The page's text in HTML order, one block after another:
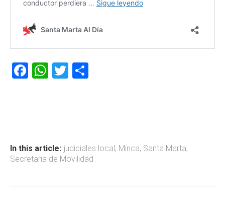
F
ok
W
p
p
T
tir
In this article: judiciales local , Minca, Santa Marta,
Secretaria de Movilidad